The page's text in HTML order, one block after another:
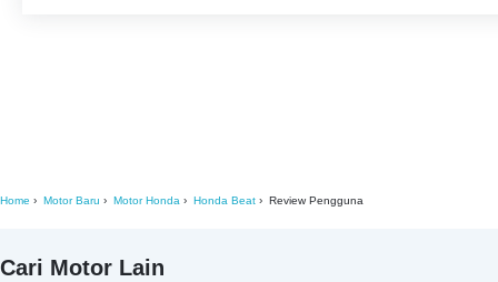
Home Motor Baru Motor Honda Honda Beat Review Pengguna
Cari Motor Lain